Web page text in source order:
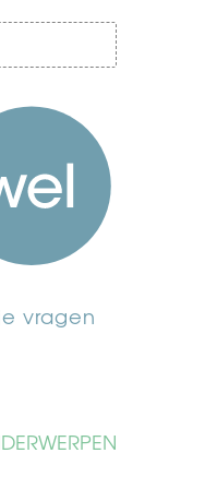
vragen